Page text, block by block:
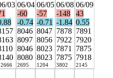
03 06/04
-60
-0.74
8046
8097
8046
8080
2695
06/05
-57
-0.71
8047
8056
8023
8023
1204
06/08
-148
-1.84
7878
7922
7871
7875
3802
06/09
43
0.55
7891
7920
7875
7918
2145